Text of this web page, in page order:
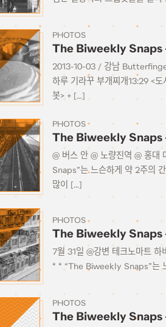
PHOTOS
The Biweekly Snaps
2013-10-03 / 강남
하루 기라꾸 부개찌개13:29 <
봇> + […]
PHOTOS
The Biweekly Snaps
@ 버스 안 @ 노량진역 @ 홍
Snaps”는 느슨하게 약 2주의
많이 […]
PHOTOS
The Biweekly
7월 31일 @강변 테크노마트
* * “The Biweekly Snaps”는
PHOTOS
The Biweekly